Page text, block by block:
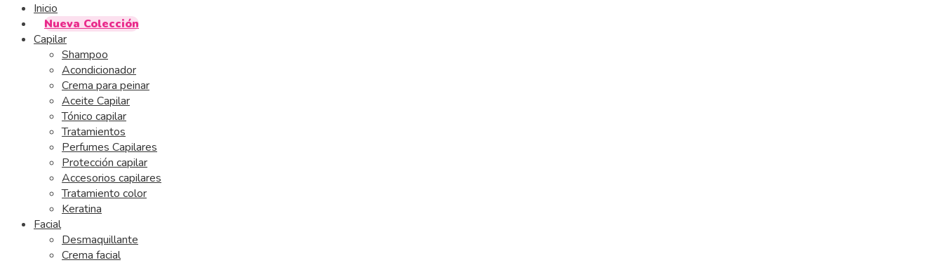
Inicio
Nueva Colección
Capilar
Shampoo
Acondicionador
Crema para peinar
Aceite Capilar
Tónico capilar
Tratamientos
Perfumes Capilares
Protección capilar
Accesorios capilares
Tratamiento color
Keratina
Facial
Desmaquillante
Crema facial